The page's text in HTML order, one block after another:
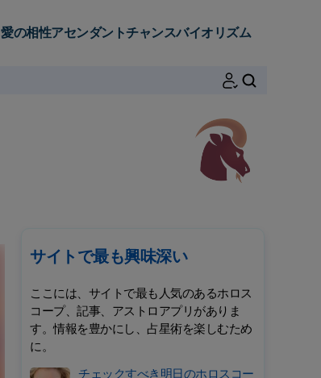
愛の相性アセンダントチャンスバイオリズム
サイトで最も興味深い
ここには、サイトで最も人気のあるホロス
コープ、記事、アストロアプリがありま
す。情報を豊かにし、占星術を楽しむため
に。
チェックすべき明日のホロスコー